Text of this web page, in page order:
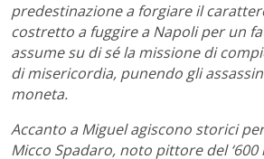
predestinazione a forgiare il
costretto a fuggire a Napoli per un
assume su di sé la missione di
di misericordia, punendo gli
moneta.
Accanto a Miguel agiscono storici
Micco Spadaro, noto pittore del